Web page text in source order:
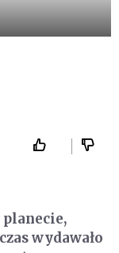
wydawało